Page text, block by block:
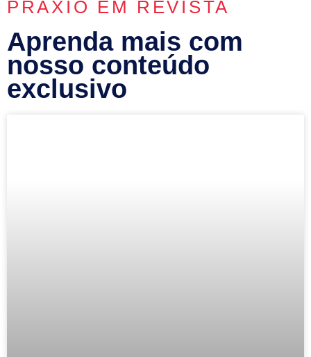
PRAXIO EM REVISTA
Aprenda mais com
nosso conteúdo
exclusivo